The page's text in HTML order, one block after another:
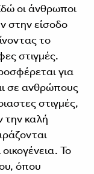
οι άνθρωποι
στην είσοδο
το
στιγμές.
για
σε ανθρώπους
στιγμές,
την καλή
Το
όπου